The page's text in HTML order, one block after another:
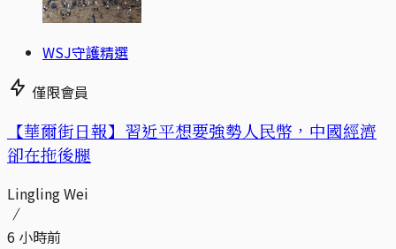
WSJ守護精選
僅限會員
【華爾街日報】習近平想要強勢人民幣，中國經濟
卻在拖後腿
Lingling Wei
6 小時前